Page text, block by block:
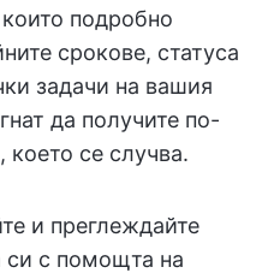
подробно
срокове, статуса
задачи на вашия
да получите по-
което се случва.
и преглеждайте
си с помощта на